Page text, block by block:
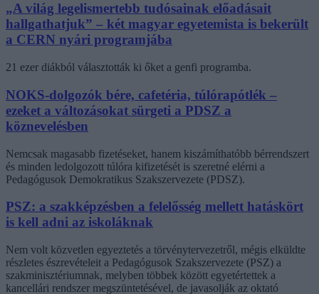
„A világ legelismertebb tudósainak előadásait
hallgathatjuk” – két magyar egyetemista is bekerült
a CERN nyári programjába
21 ezer diákból választották ki őket a genfi programba.
NOKS-dolgozók bére, cafetéria, túlórapótlék –
ezeket a változásokat sürgeti a PDSZ a
köznevelésben
Nemcsak magasabb fizetéseket, hanem kiszámíthatóbb bérrendszert
és minden ledolgozott túlóra kifizetését is szeretné elérni a
Pedagógusok Demokratikus Szakszervezete (PDSZ).
PSZ: a szakképzésben a felelősség mellett hatáskört
is kell adni az iskoláknak
Nem volt közvetlen egyeztetés a törvénytervezetről, mégis elküldte
részletes észrevételeit a Pedagógusok Szakszervezete (PSZ) a
szakminisztériumnak, melyben többek között egyetértettek a
kancellári rendszer megszüntetésével, de javasolják az oktató